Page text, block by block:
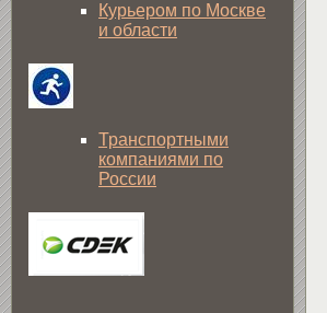
Курьером по Москве
и области
Транспортными
компаниями по
России